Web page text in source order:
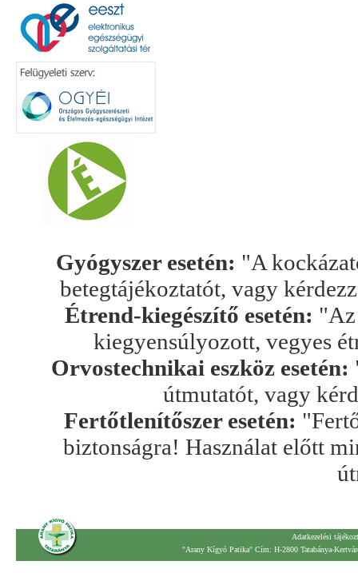
Gyógyszer esetén: "A
betegtájékoztatót, vagy
Étrend-kiegészítő esetén: "Az
kiegyensúlyozott, vegyes
Orvostechnikai eszköz esetén:
útmutatót, vagy
Fertőtlenítőszer esetén:
biztonságra! Használat előtt
Adatkezelési
"Arany Kígyó Patika" Cím: H-2800 Tatabánya-